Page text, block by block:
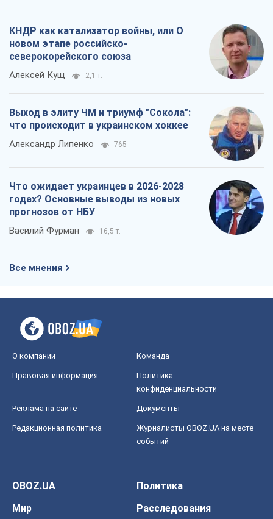
КНДР как катализатор войны, или О
новом этапе российско-
северокорейского союза
Алексей Кущ 2,1 т.
Выход в элиту ЧМ и триумф "Сокола":
что происходит в украинском хоккее
Александр Липенко 765
Что ожидает украинцев в 2026-2028
годах? Основные выводы из новых
прогнозов от НБУ
Василий Фурман 16,5 т.
Все мнения
О компании Команда
Правовая информация
Политика
конфиденциальности
Реклама на сайте Документы
Редакционная политика
Журналисты OBOZ.UA на месте
событий
OBOZ.UA
Политика
Мир
Расследования